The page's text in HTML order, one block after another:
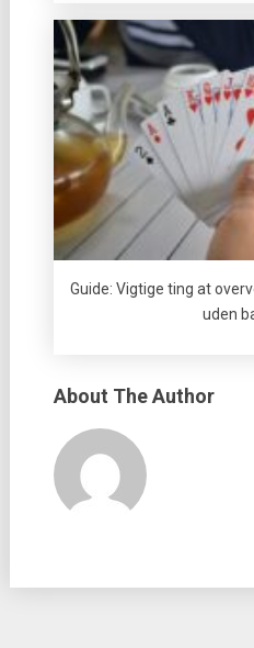
Guide: Vigtige ting at
uden
About The Author